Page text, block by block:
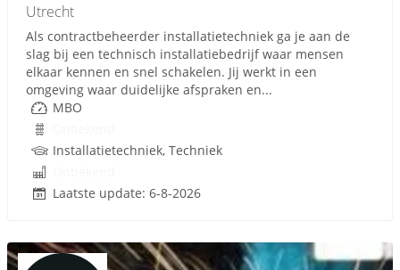
Utrecht
Als contractbeheerder installatietechniek ga je aan de
slag bij een technisch installatiebedrijf waar mensen
elkaar kennen en snel schakelen. Jij werkt in een
omgeving waar duidelijke afspraken en...
MBO
Installatietechniek, Techniek
Laatste update: 6-8-2026